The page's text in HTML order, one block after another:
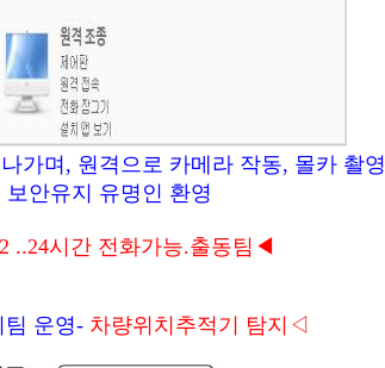
가며, 원격으로 카메라 작동, 몰카 촬영
안유지 유명인 환영
..24시간 전화가능.출동팀◀
팀 운영- 차량위치추적기 탐지◁